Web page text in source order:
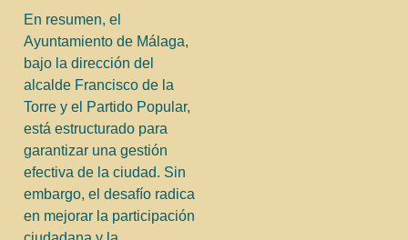
En resumen, el
Ayuntamiento de Málaga,
bajo la dirección del
alcalde Francisco de la
Torre y el Partido Popular,
está estructurado para
garantizar una gestión
efectiva de la ciudad. Sin
embargo, el desafío radica
en mejorar la participación